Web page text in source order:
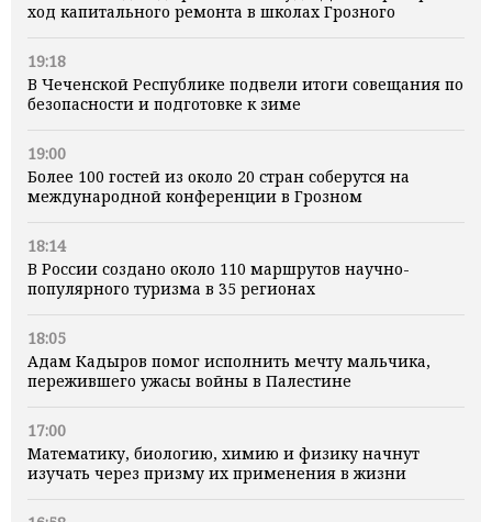
ход капитального ремонта в школах Грозного
19:18
В Чеченской Республике подвели итоги совещания по
безопасности и подготовке к зиме
19:00
Более 100 гостей из около 20 стран соберутся на
международной конференции в Грозном
18:14
В России создано около 110 маршрутов научно-
популярного туризма в 35 регионах
18:05
Адам Кадыров помог исполнить мечту мальчика,
пережившего ужасы войны в Палестине
17:00
Математику, биологию, химию и физику начнут
изучать через призму их применения в жизни